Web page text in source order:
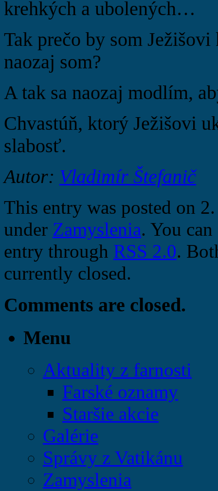
krehkých a ubolených…
Tak prečo by som
naozaj som?
A tak sa naozaj modlím,
Chvastúň, ktorý Ježišovi
slabosť.
Autor: Vladimír Štefanič
This entry was posted on
under Zamyslenia. You
entry through RSS 2.0.
currently closed.
Comments are closed.
Menu
Aktuality z farnosti
Farské oznamy
Staršie akcie
Galérie
Správy z Vatikánu
Zamyslenia